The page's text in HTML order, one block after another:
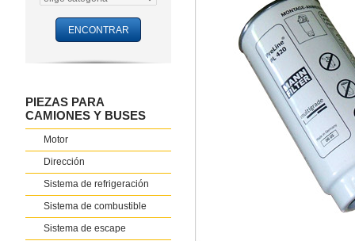
PIEZAS PARA
CAMIONES Y BUSES
Motor
Dirección
Sistema de refrigeración
Sistema de combustible
Sistema de escape